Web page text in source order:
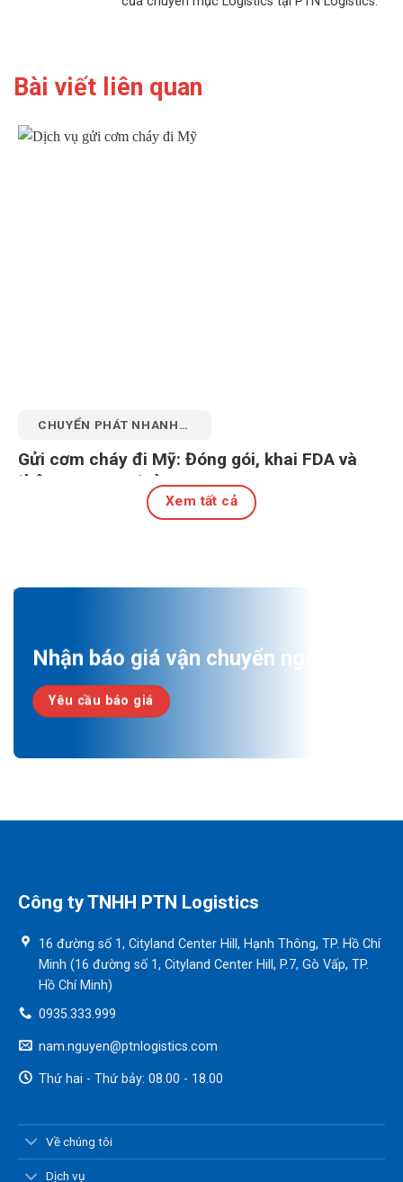
Bài viết liên quan
CHUYỂN PHÁT NHANH
Gửi cơm cháy đi Mỹ: Đóng gói, khai FDA và
thông quan an toàn
Xem tất cả
Nhận báo giá vận chuyển ngay!
Yêu cầu báo giá
Công ty TNHH PTN Logistics
16 đường số 1, Cityland Center Hill, Hạnh Thông, TP. Hồ Chí
Minh (16 đường số 1, Cityland Center Hill, P.7, Gò Vấp, TP.
Hồ Chí Minh)
0935.333.999
nam.nguyen@ptnlogistics.com
Thứ hai - Thứ bảy: 08.00 - 18.00
Về chúng tôi
Dịch vụ